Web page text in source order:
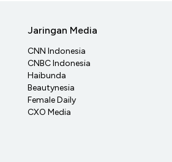
Jaringan Media
CNN Indonesia
CNBC Indonesia
Haibunda
Beautynesia
Female Daily
CXO Media